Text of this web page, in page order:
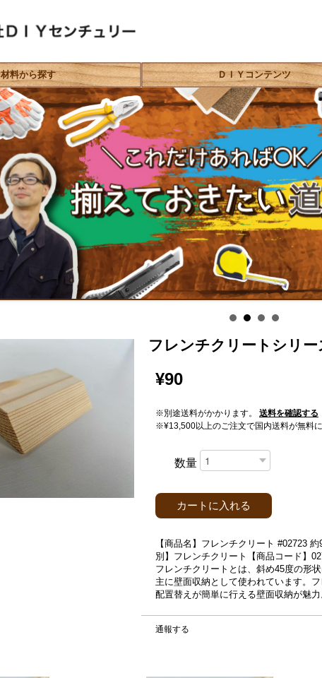
材料から探す ＤＩＹコンテンツ
フレンチクリートシリ
¥90
※別途送料がかかります。
送料を確認する
※¥13,500以上のご注文で国内送料が無料に
数量
カートに入れる
【商品名】フレンチクリート #02723
別】フレンチクリート【商品コード】
フレンチクリートとは、斜め45度の形
主に壁面収納として使われています。
配置替えが簡単に行える壁面収納が魅
通報する